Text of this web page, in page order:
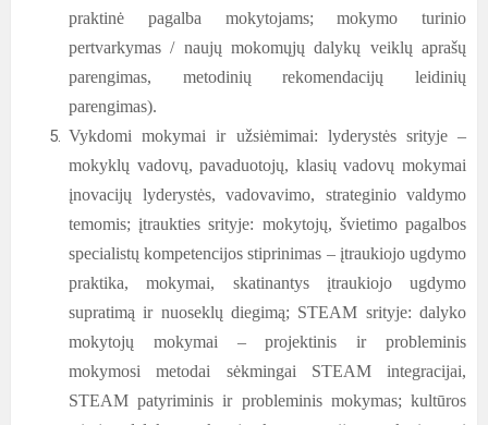
praktinė pagalba mokytojams; mokymo turinio
pertvarkymas / naujų mokomųjų dalykų veiklų aprašų
parengimas, metodinių rekomendacijų leidinių
parengimas).
Vykdomi mokymai ir užsiėmimai: lyderystės srityje –
mokyklų vadovų, pavaduotojų, klasių vadovų mokymai
įnovacijų lyderystės, vadovavimo, strateginio valdymo
temomis; įtraukties srityje: mokytojų, švietimo pagalbos
specialistų kompetencijos stiprinimas – įtraukiojo ugdymo
praktika, mokymai, skatinantys įtraukiojo ugdymo
supratimą ir nuoseklų diegimą; STEAM srityje: dalyko
mokytojų mokymai – projektinis ir probleminis
mokymosi metodai sėkmingai STEAM integracijai,
STEAM patyriminis ir probleminis mokymas; kultūros